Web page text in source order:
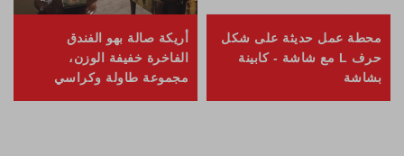
محطة عمل حديثة على شكل
حرف L مع شاشة - كابينة
بشاشة
أريكة صالة بهو الفندق
الفاخرة خفيفة الوزن،
مجموعة طاولة وكراسي